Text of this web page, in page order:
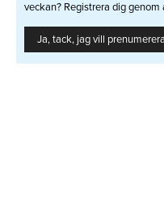
veckan? Registrera dig
Ja, tack, jag vill